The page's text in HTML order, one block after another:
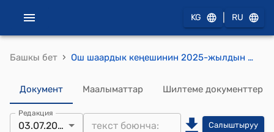
KG RU
Башкы бет › Ош шаардык кеңешинин 2025-жылдын 03-июлундагы №60 Ош шаардык Кеңешинин 2023-жылдын 13-сентябрындагы №151 “Ош шаарында ичүүчү сууга жана саркынды сууларга болгон бааларын өзгөртүү жөнүндө” токтомуна өзгөртүү киргизүү жөнүндө токтому
Документ Маалыматтар Шилтеме документтер
Редакция
03.07.2025 Салыштыруу